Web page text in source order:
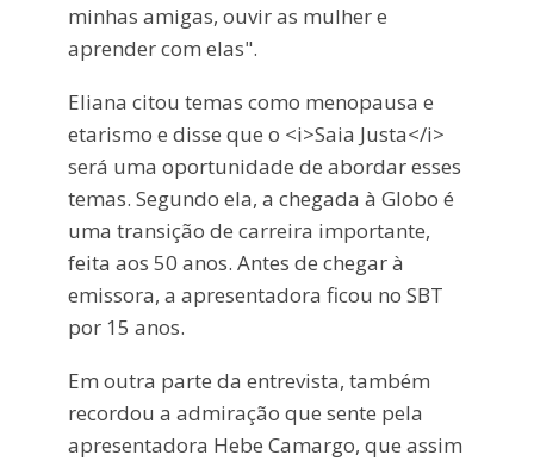
minhas amigas, ouvir as mulher e
aprender com elas".
Eliana citou temas como menopausa e
etarismo e disse que o <i>Saia Justa</i>
será uma oportunidade de abordar esses
temas. Segundo ela, a chegada à Globo é
uma transição de carreira importante,
feita aos 50 anos. Antes de chegar à
emissora, a apresentadora ficou no SBT
por 15 anos.
Em outra parte da entrevista, também
recordou a admiração que sente pela
apresentadora Hebe Camargo, que assim